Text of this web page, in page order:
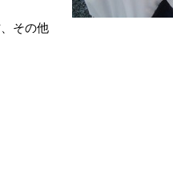
その他